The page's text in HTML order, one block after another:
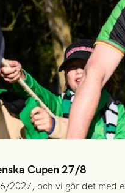
Cupen 27/8
2027, och vi gör det